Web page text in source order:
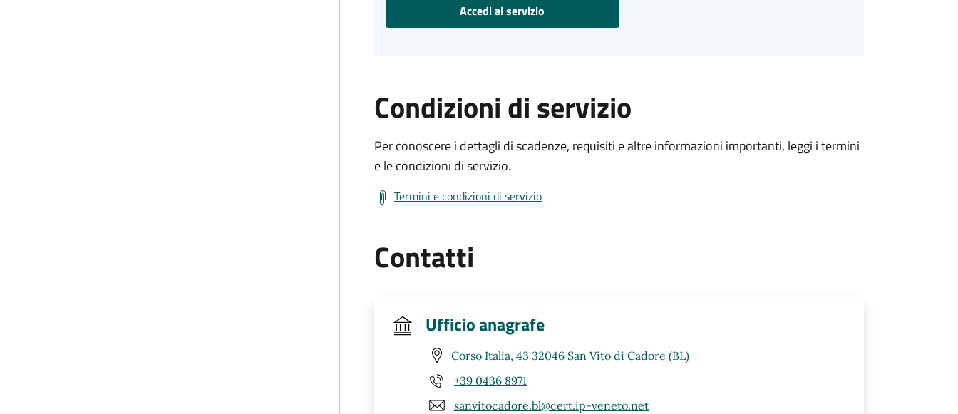
Accedi al servizio
Condizioni di servizio
Per conoscere i dettagli di scadenze, requisiti e altre informazioni importanti, leggi i termini
e le condizioni di servizio.
Termini e condizioni di servizio
Contatti
Ufficio anagrafe
Corso Italia, 43 32046 San Vito di Cadore (BL)
+39 0436 8971
sanvitocadore.bl@cert.ip-veneto.net